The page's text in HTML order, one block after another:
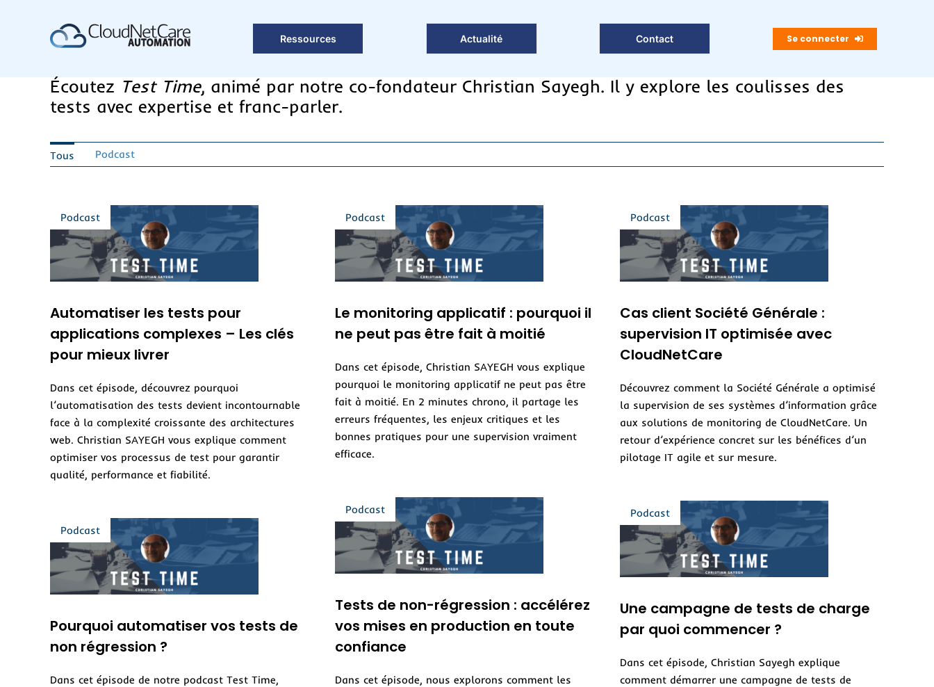
Ressources Actualité Contact Se connecter
Écoutez Test Time, animé par notre co-fondateur Christian Sayegh. Il y explore les coulisses des
tests avec expertise et franc-parler.
Tous Podcast
Automatiser les tests pour
applications complexes – Les clés
pour mieux livrer
Dans cet épisode, découvrez pourquoi
l’automatisation des tests devient incontournable
face à la complexité croissante des architectures
web. Christian SAYEGH vous explique comment
optimiser vos processus de test pour garantir
qualité, performance et fiabilité.
Le monitoring applicatif : pourquoi il
ne peut pas être fait à moitié
Dans cet épisode, Christian SAYEGH vous explique
pourquoi le monitoring applicatif ne peut pas être
fait à moitié. En 2 minutes chrono, il partage les
erreurs fréquentes, les enjeux critiques et les
bonnes pratiques pour une supervision vraiment
efficace.
Cas client Société Générale :
supervision IT optimisée avec
CloudNetCare
Découvrez comment la Société Générale a optimisé
la supervision de ses systèmes d’information grâce
aux solutions de monitoring de CloudNetCare. Un
retour d’expérience concret sur les bénéfices d’un
pilotage IT agile et sur mesure.
Tests de non-régression : accélérez
vos mises en production en toute
confiance
Dans cet épisode, nous explorons comment les
Une campagne de tests de charge
par quoi commencer ?
Dans cet épisode, Christian Sayegh explique
comment démarrer une campagne de tests de
Pourquoi automatiser vos tests de
non régression ?
Dans cet épisode de notre podcast Test Time,